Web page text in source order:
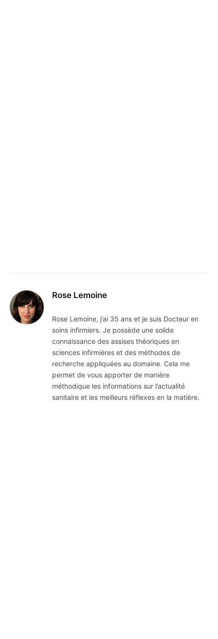
Rose Lemoine
Rose Lemoine, j’ai 35 ans et je suis Docteur en
soins infirmiers. Je possède une solide
connaissance des assises théoriques en
sciences infirmières et des méthodes de
recherche appliquées au domaine. Cela me
permet de vous apporter de manière
méthodique les informations sur l’actualité
sanitaire et les meilleurs réflexes en la matière.